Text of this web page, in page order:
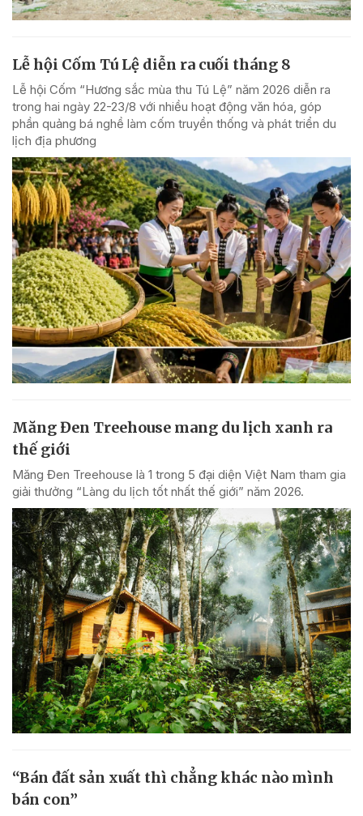
Lễ hội Cốm Tú Lệ diễn ra cuối tháng 8
Lễ hội Cốm “Hương sắc mùa thu Tú Lệ” năm 2026 diễn ra
trong hai ngày 22-23/8 với nhiều hoạt động văn hóa, góp
phần quảng bá nghề làm cốm truyền thống và phát triển du
lịch địa phương
Măng Đen Treehouse mang du lịch xanh ra
thế giới
Măng Đen Treehouse là 1 trong 5 đại diện Việt Nam tham gia
giải thưởng “Làng du lịch tốt nhất thế giới” năm 2026.
“Bán đất sản xuất thì chẳng khác nào mình
bán con”